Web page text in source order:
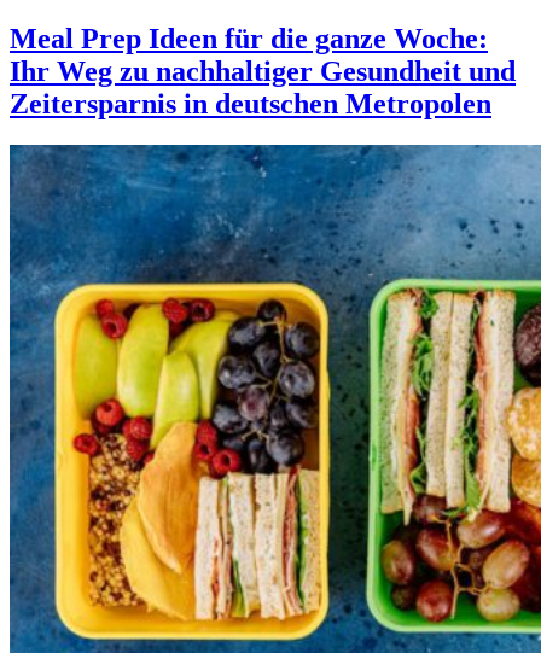
Meal Prep Ideen für die ganze Woche:
Ihr Weg zu nachhaltiger Gesundheit und
Zeitersparnis in deutschen Metropolen